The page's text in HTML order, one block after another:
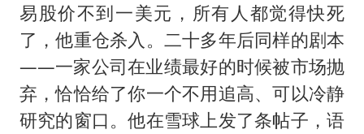
易股价不到一美元，所有人都觉得快死
了，他重仓杀入。二十多年后同样的剧本
——一家公司在业绩最好的时候被市场抛
弃，恰恰给了你一个不用追高、可以冷静
研究的窗口。他在雪球上发了条帖子，语